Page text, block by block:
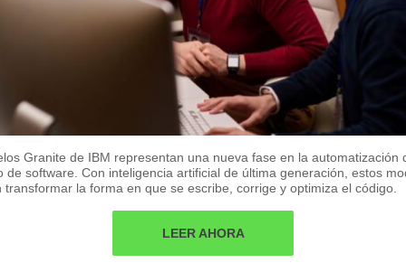
Granite de IBM representan una nueva fase en la automatización
de software. Con inteligencia artificial de última generación, estos
transformar la forma en que se escribe, corrige y optimiza el código.
LEER AHORA